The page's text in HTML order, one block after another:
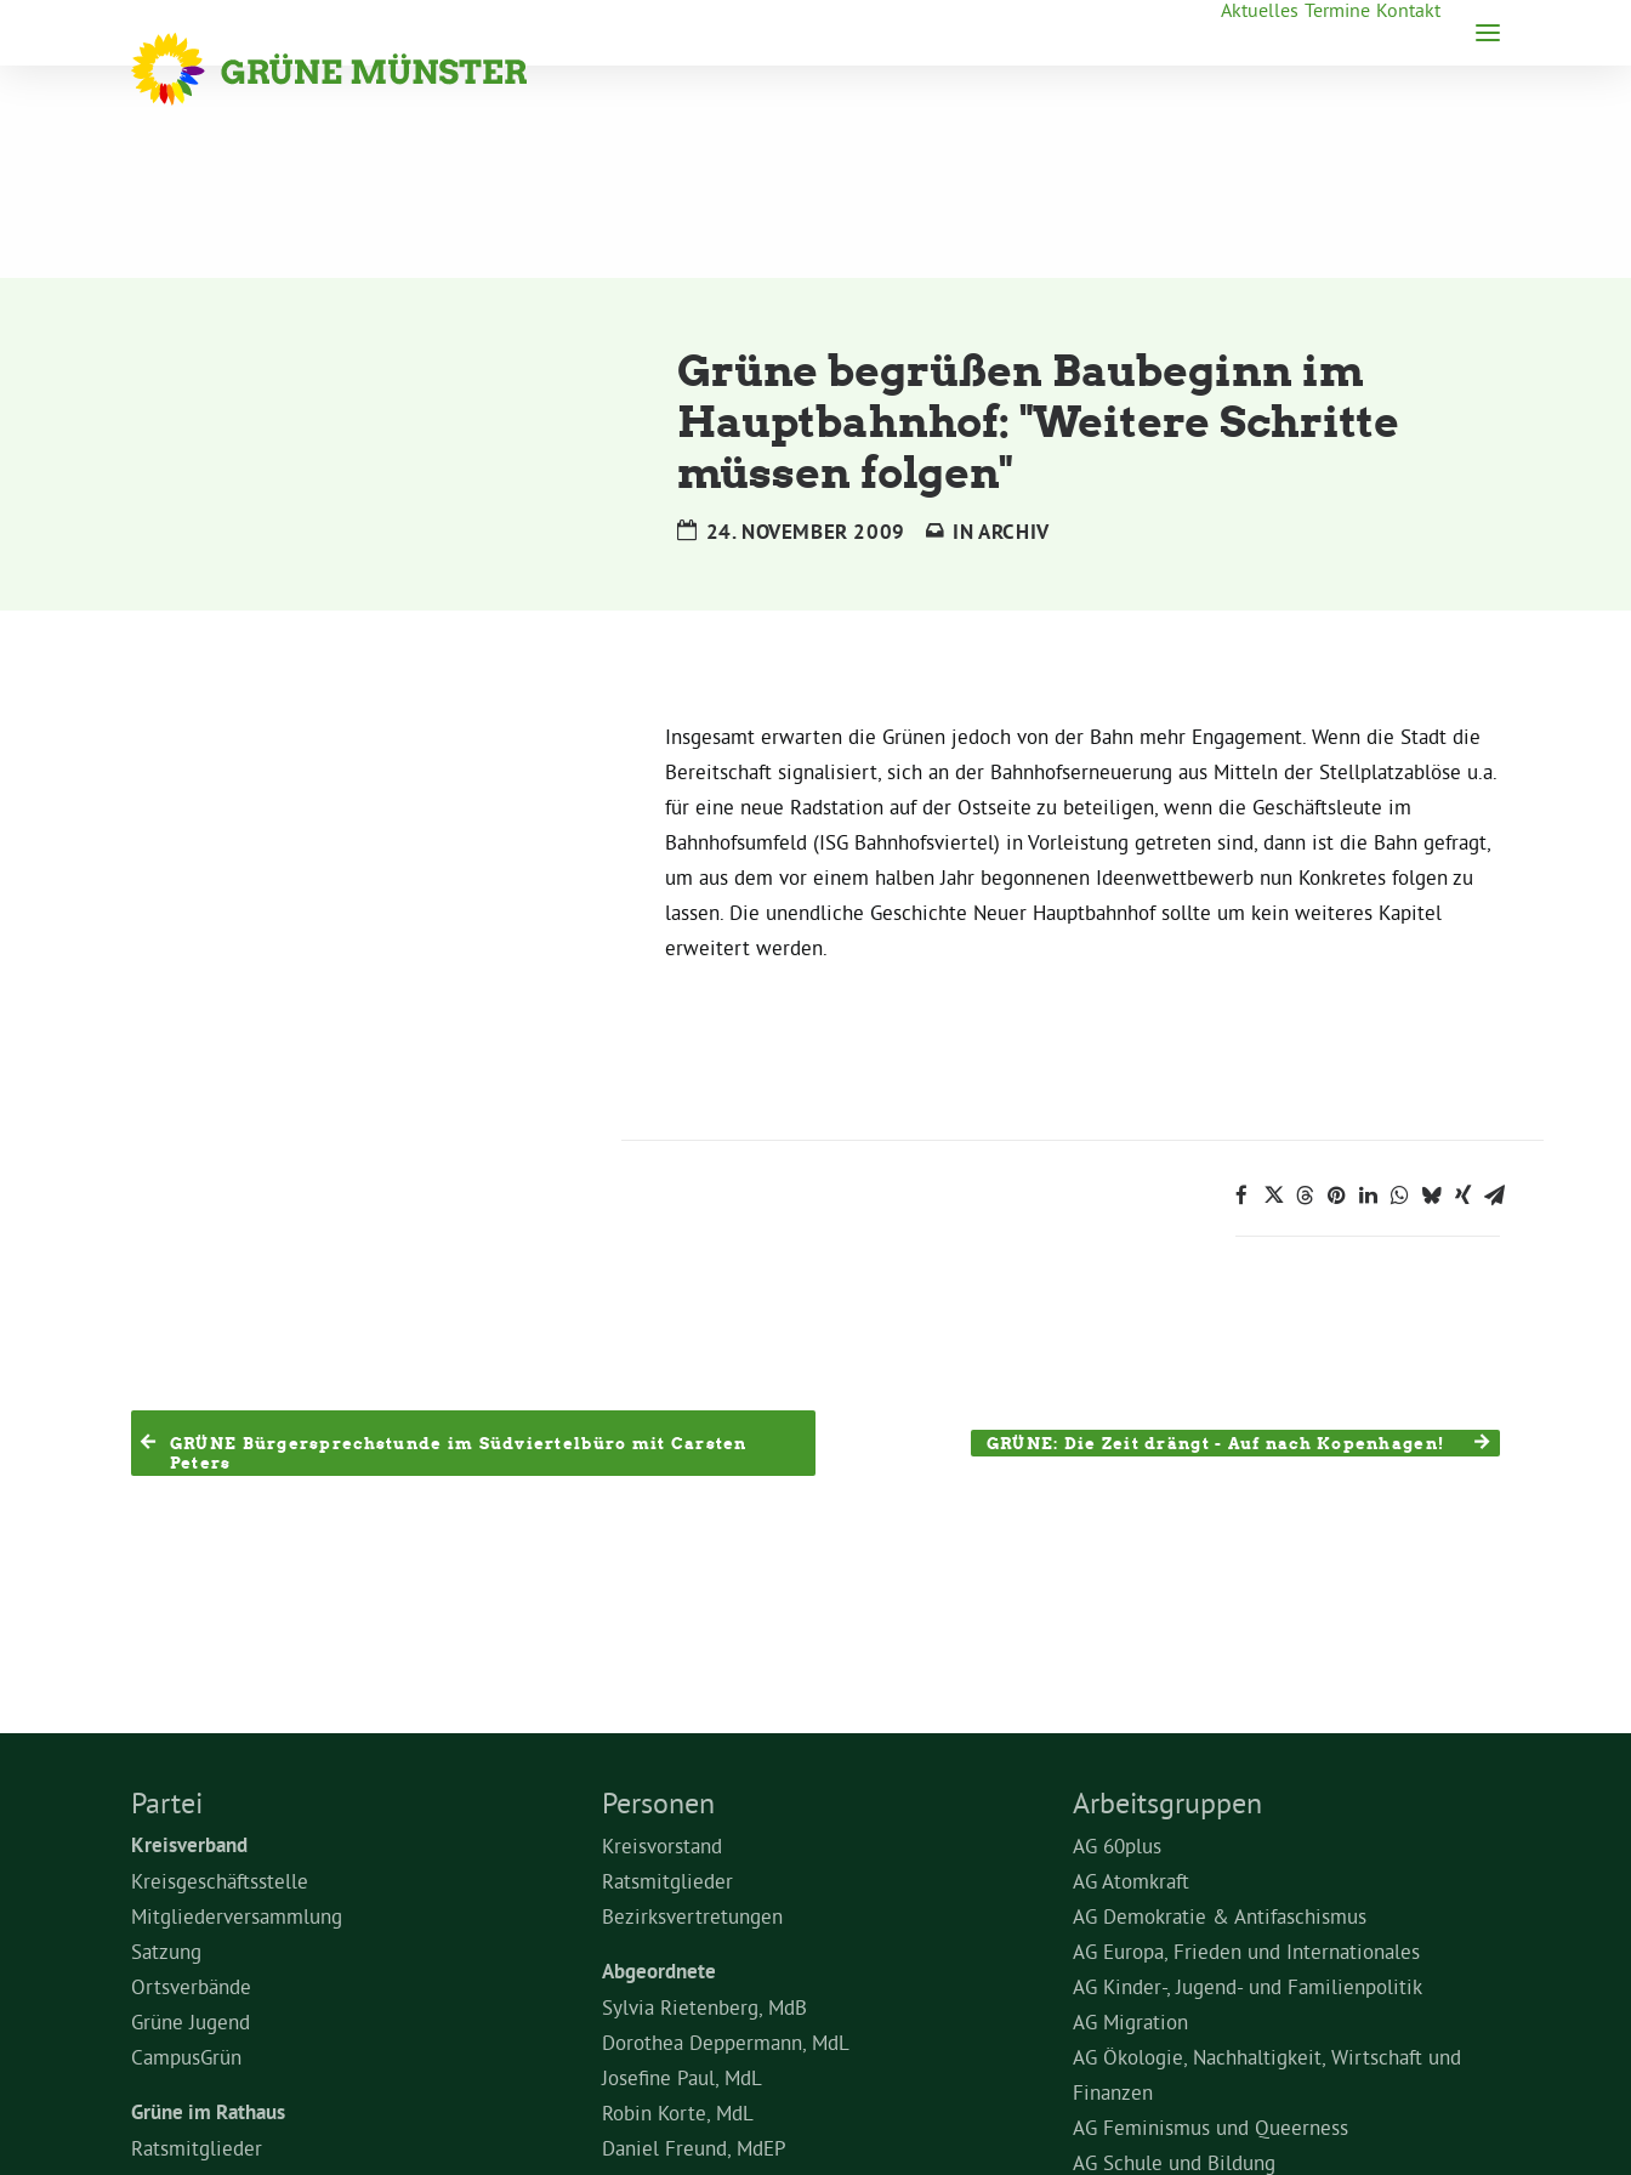
Aktuelles Termine Kontakt
Grüne begrüßen Baubeginn im
Hauptbahnhof: "Weitere Schritte
müssen folgen"
24. NOVEMBER 2009 INARCHIV
Insgesamt erwarten die Grünen jedoch von der Bahn mehr Engagement. Wenn die Stadt die
Bereitschaft signalisiert, sich an der Bahnhofserneuerung aus Mitteln der Stellplatzablöse u.a.
für eine neue Radstation auf der Ostseite zu beteiligen, wenn die Geschäftsleute im
Bahnhofsumfeld (ISG Bahnhofsviertel) in Vorleistung getreten sind, dann ist die Bahn gefragt,
um aus dem vor einem halben Jahr begonnenen Ideenwettbewerb nun Konkretes folgen zu
lassen. Die unendliche Geschichte Neuer Hauptbahnhof sollte um kein weiteres Kapitel
erweitert werden.
GRÜNE Bürgersprechstunde im Südviertelbüro mit Carsten
Peters
GRÜNE: Die Zeit drängt - Auf nach Kopenhagen!
Partei
Kreisverband
Kreisgeschäftsstelle
Mitgliederversammlung
Satzung
Ortsverbände
Grüne Jugend
CampusGrün
Grüne im Rathaus
Ratsmitglieder
Personen
Kreisvorstand
Ratsmitglieder
Bezirksvertretungen
Abgeordnete
Sylvia Rietenberg, MdB
Dorothea Deppermann, MdL
Josefine Paul, MdL
Robin Korte, MdL
Daniel Freund, MdEP
Arbeitsgruppen
AG 60plus
AG Atomkraft
AG Demokratie & Antifaschismus
AG Europa, Frieden und Internationales
AG Kinder-, Jugend- und Familienpolitik
AG Migration
AG Ökologie, Nachhaltigkeit, Wirtschaft und
Finanzen
AG Feminismus und Queerness
AG Schule und Bildung